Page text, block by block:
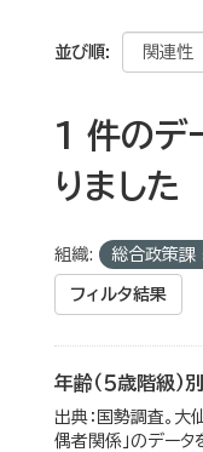
並び順
1 件のデ
りました
組織: 総合政策課
フィルタ結果
年齢（５歳階級）
出典：国勢調査。大
偶者関係」のデータ